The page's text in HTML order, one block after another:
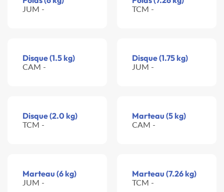
JUM - TCM -
Disque (1.5 kg)
CAM -
Disque (1.75 kg)
JUM -
Disque (2.0 kg)
TCM -
Marteau (5 kg)
CAM -
Marteau (6 kg)
JUM -
Marteau (7.26 kg)
TCM -